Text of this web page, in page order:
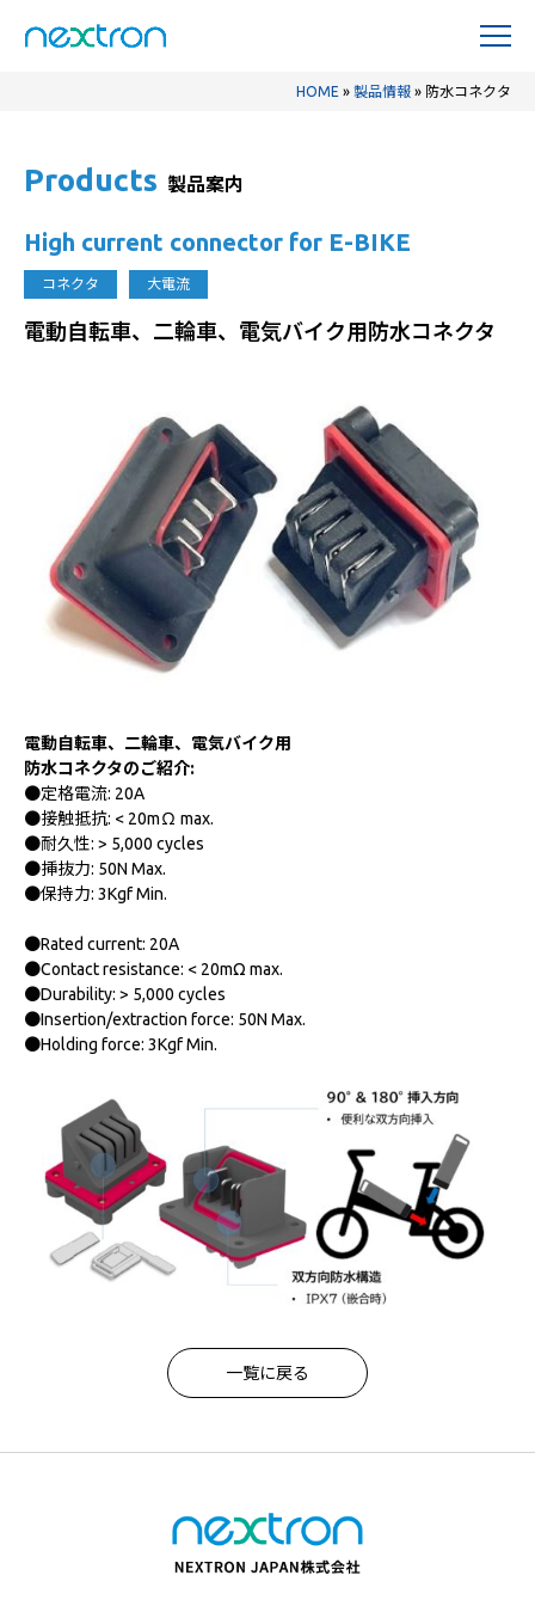
HOME » 製品情報 » 防水コネクタ
Products 製品案内
High current connector for E-BIKE
コネクタ 大電流
電動自転車、二輪車、電気バイク用防水コネクタ
電動自転車、 二輪車、 電気バイク用
防水コネクタのご紹介:
●定格電流: 20A
●接触抵抗: < 20mΩ max.
●耐久性: > 5,000 cycles
●挿抜力: 50N Max.
●保持力: 3Kgf Min.
●Rated current: 20A
●Contact resistance: < 20mΩ max.
●Durability: > 5,000 cycles
●Insertion/extraction force: 50N Max.
●Holding force: 3Kgf Min.
一覧に戻る